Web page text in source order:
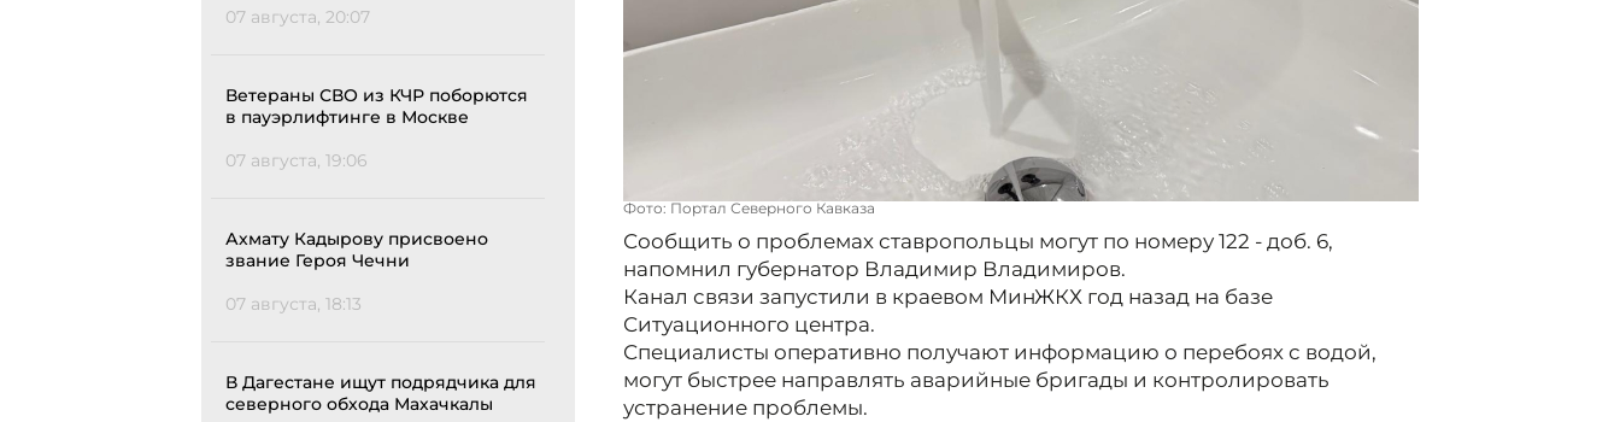
07 августа, 20:07
Ветераны СВО из КЧР поборются
в пауэрлифтинге в Москве
07 августа, 19:06
Ахмату Кадырову присвоено
звание Героя Чечни
07 августа, 18:13
В Дагестане ищут подрядчика для
северного обхода Махачкалы
Фото: Портал Северного Кавказа
Сообщить о проблемах ставропольцы могут по номеру 122 - доб. 6,
напомнил губернатор Владимир Владимиров.
Канал связи запустили в краевом МинЖКХ год назад на базе
Ситуационного центра.
Специалисты оперативно получают информацию о перебоях с водой,
могут быстрее направлять аварийные бригады и контролировать
устранение проблемы.